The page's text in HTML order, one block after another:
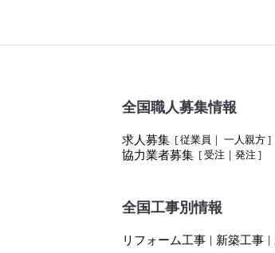
全国職人募集情報
求人募集 [従業員 | 一人親方]
協力業者募集 [受注 | 発注 ]
全国工事別情報
リフォーム工事 | 新築工事 |